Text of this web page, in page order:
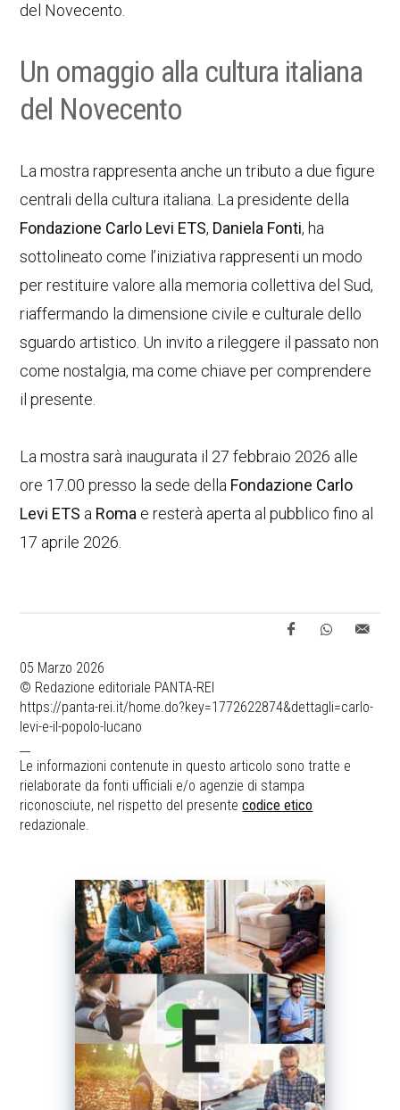
del Novecento.
Un omaggio alla cultura italiana
del Novecento
La mostra rappresenta anche un tributo a due figure
centrali della cultura italiana. La presidente della
Fondazione Carlo Levi ETS, Daniela Fonti, ha
sottolineato come l’iniziativa rappresenti un modo
per restituire valore alla memoria collettiva del Sud,
riaffermando la dimensione civile e culturale dello
sguardo artistico. Un invito a rileggere il passato non
come nostalgia, ma come chiave per comprendere
il presente.
La mostra sarà inaugurata il 27 febbraio 2026 alle
ore 17.00 presso la sede della Fondazione Carlo
Levi ETS a Roma e resterà aperta al pubblico fino al
17 aprile 2026.
05 Marzo 2026
© Redazione editoriale PANTA-REI
https://panta-rei.it/home.do?key=1772622874&dettagli=carlo-
levi-e-il-popolo-lucano
Le informazioni contenute in questo articolo sono tratte e
rielaborate da fonti ufficiali e/o agenzie di stampa
riconosciute, nel rispetto del presentecodice etico
redazionale.